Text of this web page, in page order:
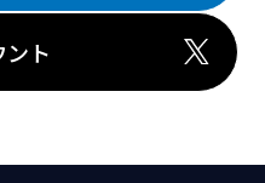
ト